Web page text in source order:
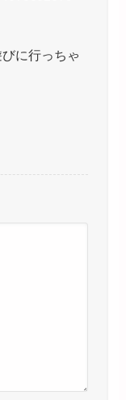
に行っちゃ